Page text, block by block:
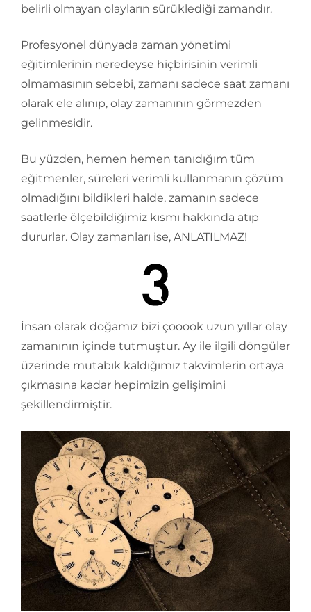
belirli olmayan olayların sürüklediği zamandır.
Profesyonel dünyada zaman yönetimi
eğitimlerinin neredeyse hiçbirisinin verimli
olmamasının sebebi, zamanı sadece saat zamanı
olarak ele alınıp, olay zamanının görmezden
gelinmesidir.
Bu yüzden, hemen hemen tanıdığım tüm
eğitmenler, süreleri verimli kullanmanın çözüm
olmadığını bildikleri halde, zamanın sadece
saatlerle ölçebildiğimiz kısmı hakkında atıp
dururlar. Olay zamanları ise, ANLATILMAZ!
İnsan olarak doğamız bizi çooook uzun yıllar olay
zamanının içinde tutmuştur. Ay ile ilgili döngüler
üzerinde mutabık kaldığımız takvimlerin ortaya
çıkmasına kadar hepimizin gelişimini
şekillendirmiştir.